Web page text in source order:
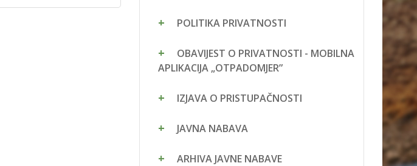
POLITIKA PRIVATNOSTI
OBAVIJEST O PRIVATNOSTI - MOBILNA
APLIKACIJA „OTPADOMJER”
IZJAVA O PRISTUPAČNOSTI
JAVNA NABAVA
ARHIVA JAVNE NABAVE